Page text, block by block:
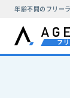
年齢不問のフリー